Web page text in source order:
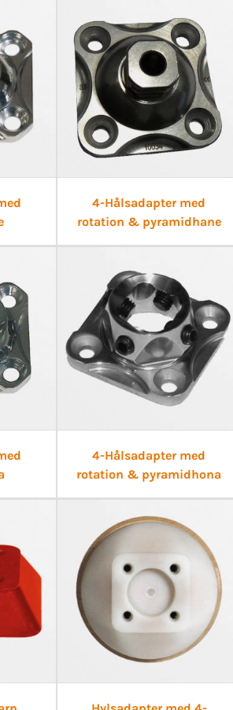
4-Hålsadapter med
rotation & pyramidhane
4-Hålsadapter med
rotation & pyramidhona